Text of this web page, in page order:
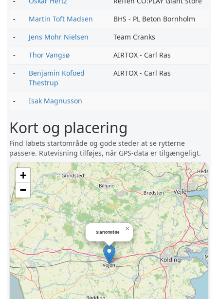
-
Martin Toft Madsen
BHS - PL Beton Bornholm
-
Jens Mohr Nielsen
Team Cranks
-
Thor Vangsø
AIRTOX - Carl Ras
-
Benjamin Kofoed
Thestrup
AIRTOX - Carl Ras
- Isak Magnusson
Kort og placering
Find løbets startområde og gode steder at se rytterne
passere. Rutevisning tilføjes, når GPS-data er tilgængeligt.
Startområde ×
+
−